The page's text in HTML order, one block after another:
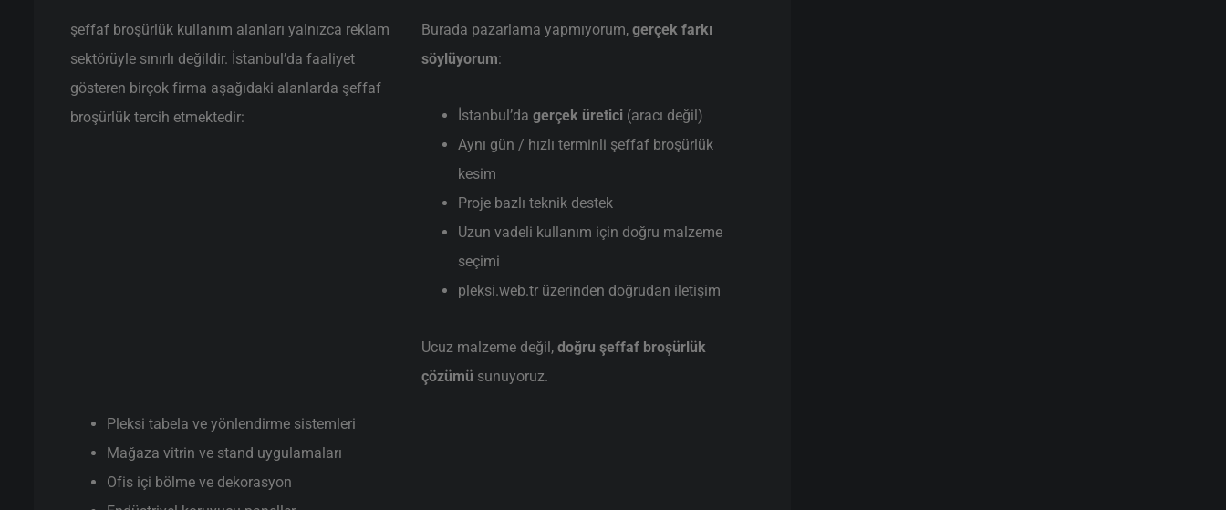
şeffaf broşürlük kullanım alanları yalnızca reklam
sektörüyle sınırlı değildir. İstanbul’da faaliyet
gösteren birçok firma aşağıdaki alanlarda şeffaf
broşürlük tercih etmektedir:
Burada pazarlama yapmıyorum, gerçek farkı
söylüyorum:
İstanbul’da gerçek üretici(aracı değil)
Aynı gün / hızlı terminli şeffaf broşürlük
kesim
Proje bazlı teknik destek
Uzun vadeli kullanım için doğru malzeme
seçimi
pleksi.web.tr üzerinden doğrudan iletişim
Ucuz malzeme değil, doğru şeffaf broşürlük
çözümü sunuyoruz.
Pleksi tabela ve yönlendirme sistemleri
Mağaza vitrin ve stand uygulamaları
Ofis içi bölme ve dekorasyon